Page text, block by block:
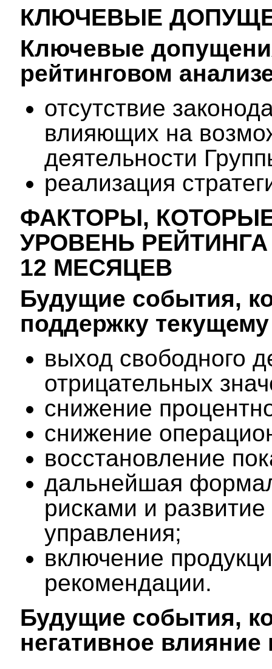
КЛЮЧЕВЫЕ
Ключевые
рейтинговом
отсутствие
влияющих на
деятельности
реализация
ФАКТОРЫ,
УРОВЕНЬ
12 МЕСЯЦЕВ
Будущие события,
поддержку
выход свободного
отрицательных
снижение
снижение
восстановление
дальнейшая
рисками и развитие
управления;
включение
рекомендации.
Будущие события,
негативное влияние